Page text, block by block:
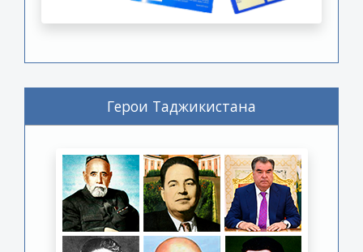
Герои Таджикистана